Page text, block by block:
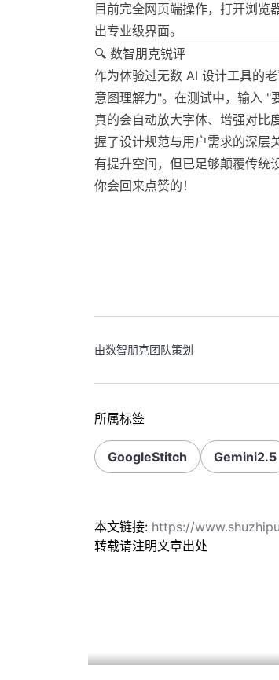
目前完全网页端操作，打开浏
出专业级界面。
🔍 数智朋克锐评
作为体验过无数 AI 设计工具的
意图理解力"。在测试中，输入 "
真的会自动放大字体、增强对
握了设计规范与用户需求的深层
有提升空间，但已足够颠覆传统
你会回来点赞的！
由数智朋克团队策划
所属标签
GoogleStitch Gemini2.5
本文链接: https://
转载请注明文章出处